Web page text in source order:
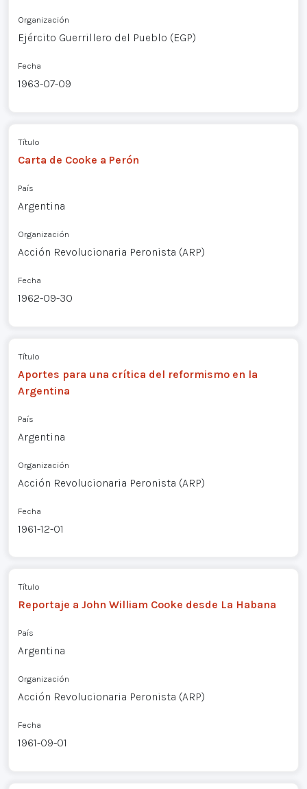
Organización
Ejército Guerrillero del Pueblo (EGP)
Fecha
1963-07-09
Título
Carta de Cooke a Perón
País
Argentina
Organización
Acción Revolucionaria Peronista (ARP)
Fecha
1962-09-30
Título
Aportes para una crítica del reformismo en la
Argentina
País
Argentina
Organización
Acción Revolucionaria Peronista (ARP)
Fecha
1961-12-01
Título
Reportaje a John William Cooke desde La Habana
País
Argentina
Organización
Acción Revolucionaria Peronista (ARP)
Fecha
1961-09-01